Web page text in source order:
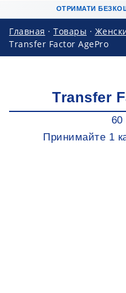
ОТРИМАТИ
Главная · Товары ·
Transfer Factor AgePro
Transfer
60
Принимайте 1